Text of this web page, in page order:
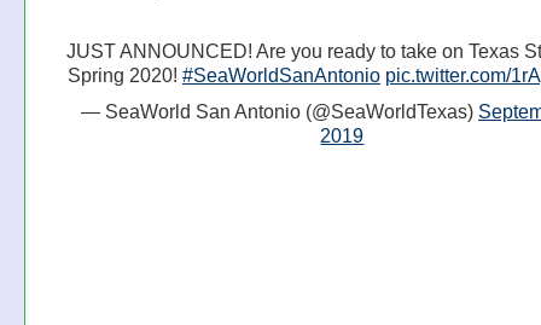
JUST ANNOUNCED! Are you ready to take on Texas
Spring 2020! #SeaWorldSanAntonio pic.twitter.com/
— SeaWorld San Antonio (@SeaWorldTexas)
2019